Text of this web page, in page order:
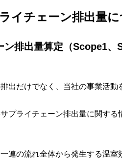
イチェーン排出量に
排出量算定（Scope1、
出だけでなく、当社の事業活
プライチェーン排出量に関する
連の流れ全体から発生する温室